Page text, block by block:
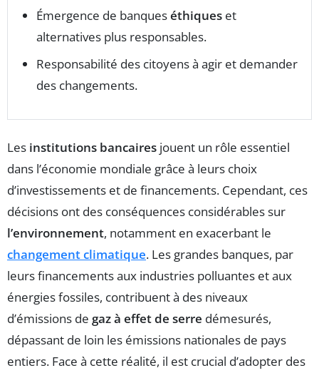
Émergence de banqueséthiques et
alternatives plus responsables.
Responsabilité des citoyens à agir et demander
des changements.
Les institutions bancaires jouent un rôle essentiel
dans l’économie mondiale grâce à leurs choix
d’investissements et de financements. Cependant, ces
décisions ont des conséquences considérables sur
l’environnement, notamment en exacerbant le
changement climatique. Les grandes banques, par
leurs financements aux industries polluantes et aux
énergies fossiles, contribuent à des niveaux
d’émissions de gaz à effet de serre démesurés,
dépassant de loin les émissions nationales de pays
entiers. Face à cette réalité, il est crucial d’adopter des